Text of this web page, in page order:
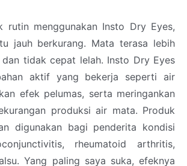
rutin menggunakan Insto Dry Eyes,
jauh berkurang. Mata terasa lebih
dan tidak cepat lelah. Insto Dry Eyes
aktif yang bekerja seperti air
efek pelumas, serta meringankan
produksi air mata. Produk
digunakan bagi penderita kondisi
rheumatoid arthritis,
Yang paling saya suka, efeknya